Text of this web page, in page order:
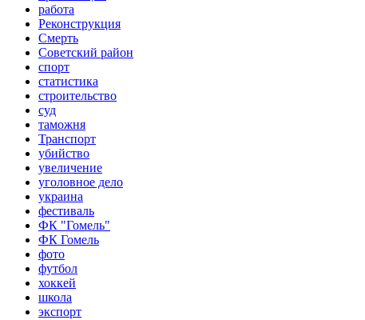
работа
Реконструкция
Смерть
Советский район
спорт
статистика
строительство
суд
таможня
Транспорт
убийство
увеличение
уголовное дело
украина
фестиваль
ФК "Гомель"
ФК Гомель
фото
футбол
хоккей
школа
экспорт